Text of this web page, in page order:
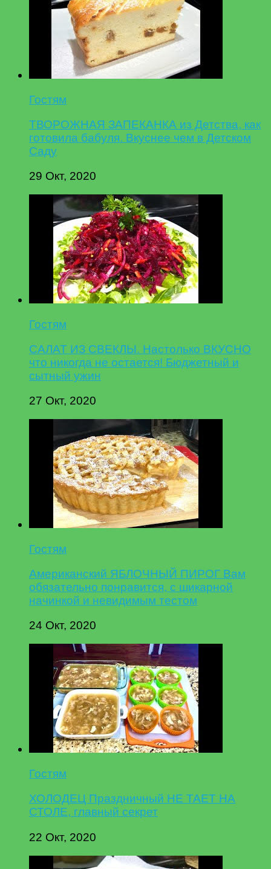
Гостям
ТВОРОЖНАЯ ЗАПЕКАНКА из Детства, как
готовила бабуля. Вкуснее чем в Детском
Саду
29 Окт, 2020
Гостям
САЛАТ ИЗ СВЕКЛЫ. Настолько ВКУСНО
что никогда не остается! Бюджетный и
сытный ужин
27 Окт, 2020
Гостям
Американский ЯБЛОЧНЫЙ ПИРОГ Вам
обязательно понравится, с шикарной
начинкой и невидимым тестом
24 Окт, 2020
Гостям
ХОЛОДЕЦ Праздничный НЕ ТАЕТ НА
СТОЛЕ, главный секрет
22 Окт, 2020